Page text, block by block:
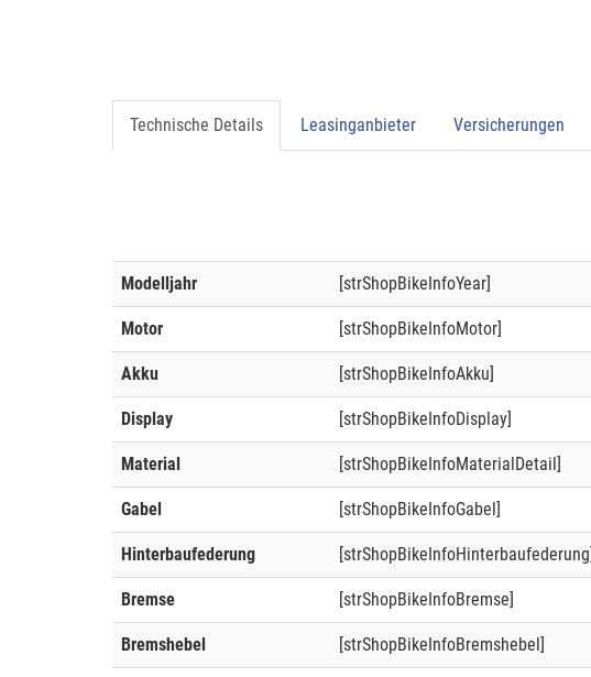
Technische Details Leasinganbieter Versicherungen
Modelljahr [strShopBikeInfoYear]
Motor [strShopBikeInfoMotor]
Akku [strShopBikeInfoAkku]
Display [strShopBikeInfoDisplay]
Material [strShopBikeInfoMaterialDetail]
Gabel [strShopBikeInfoGabel]
Hinterbaufederung [strShopBikeInfoHinterbaufederung]
Bremse [strShopBikeInfoBremse]
Bremshebel [strShopBikeInfoBremshebel]